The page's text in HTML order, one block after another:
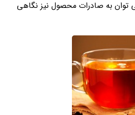
توان به صادرات محصول نیز نگاهی